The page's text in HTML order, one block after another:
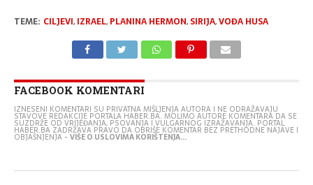
TEME: CILJEVI, IZRAEL, PLANINA HERMON, SIRIJA,VOĐA HUSA
FACEBOOK KOMENTARI
IZNESENI KOMENTARI SU PRIVATNA MIŠLJENJA AUTORA I NE ODRAŽAVAJU
STAVOVE REDAKCIJE PORTALA HABER.BA. MOLIMO AUTORE KOMENTARA DA SE
SUZDRŽE OD VRIJEĐANJA, PSOVANJA I VULGARNOG IZRAŽAVANJA. PORTAL
HABER.BA ZADRŽAVA PRAVO DA OBRIŠE KOMENTAR BEZ PRETHODNE NAJAVE I
OBJAŠNJENJA -VIŠE O USLOVIMA KORIŠTENJA...